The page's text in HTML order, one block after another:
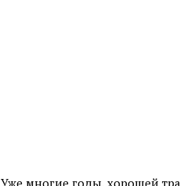
Уже многие годы, хорошей